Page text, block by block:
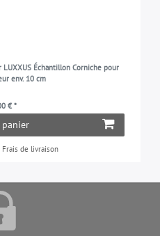
LUXXUS Échantillon Corniche pour
env. 10 cm
€ *
panier
Frais de livraison